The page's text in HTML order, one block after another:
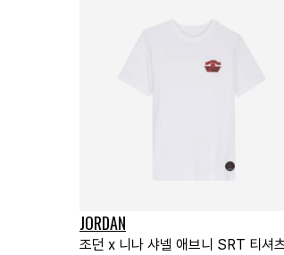
JORDAN
조던 x 니나 샤넬 애브니 SRT 티셔